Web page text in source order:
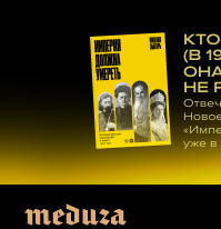
материалам